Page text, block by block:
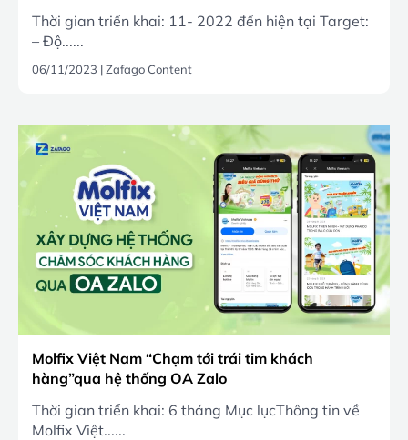
Thời gian triển khai: 11- 2022 đến hiện tại Target:
– Độ......
06/11/2023 |Zafago Content
Molfix Việt Nam “Chạm tới trái tim khách
hàng”qua hệ thống OA Zalo
Thời gian triển khai: 6 tháng Mục lụcThông tin về
Molfix Việt......